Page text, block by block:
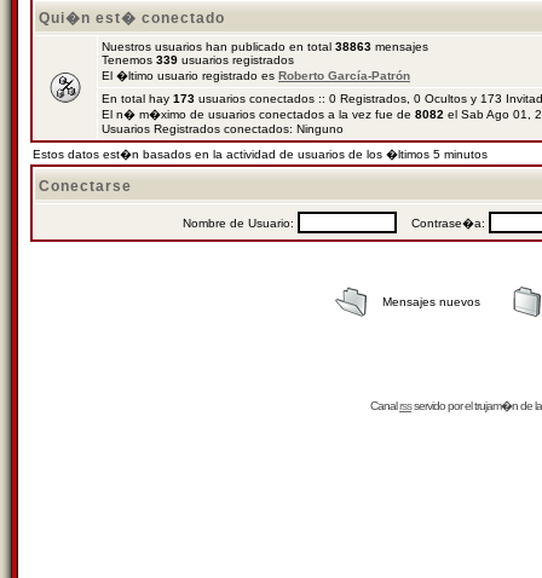
Qui�n est� conectado
Nuestros usuarios han publicado en total 38863 mensajes
Tenemos 339 usuarios registrados
El �ltimo usuario registrado es Roberto García-Patrón
En total hay 173 usuarios conectados :: 0 Registrados, 0 Ocultos y 173
El n� m�ximo de usuarios conectados a la vez fue de 8082 el Sab Ago 01,
Usuarios Registrados conectados: Ninguno
Estos datos est�n basados en la actividad de usuarios de los �ltimos 5 minutos
Conectarse
Nombre de Usuario: Contrase�a:
Mensajes nuevos
Canalrssservido por eltrujam�nde